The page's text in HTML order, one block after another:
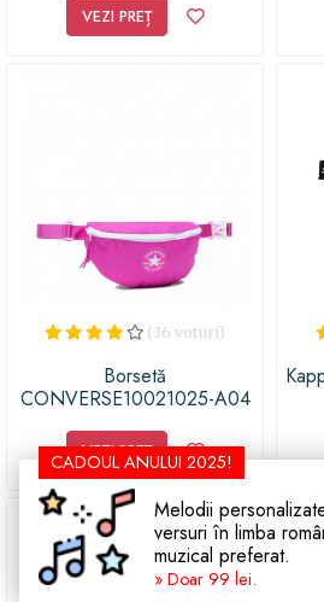
VEZI PREȚ
(36 voturi)
Borsetă
CONVERSE10021025-A04
VEZI PREȚ
CADOUL ANULUI 2025!
Melodii
versuri în limba
muzical preferat.
» Doar 99 lei.